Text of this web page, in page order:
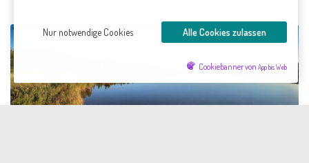
Nur notwendige Cookies Alle Cookies zulassen
Cookiebanner von App bis Web